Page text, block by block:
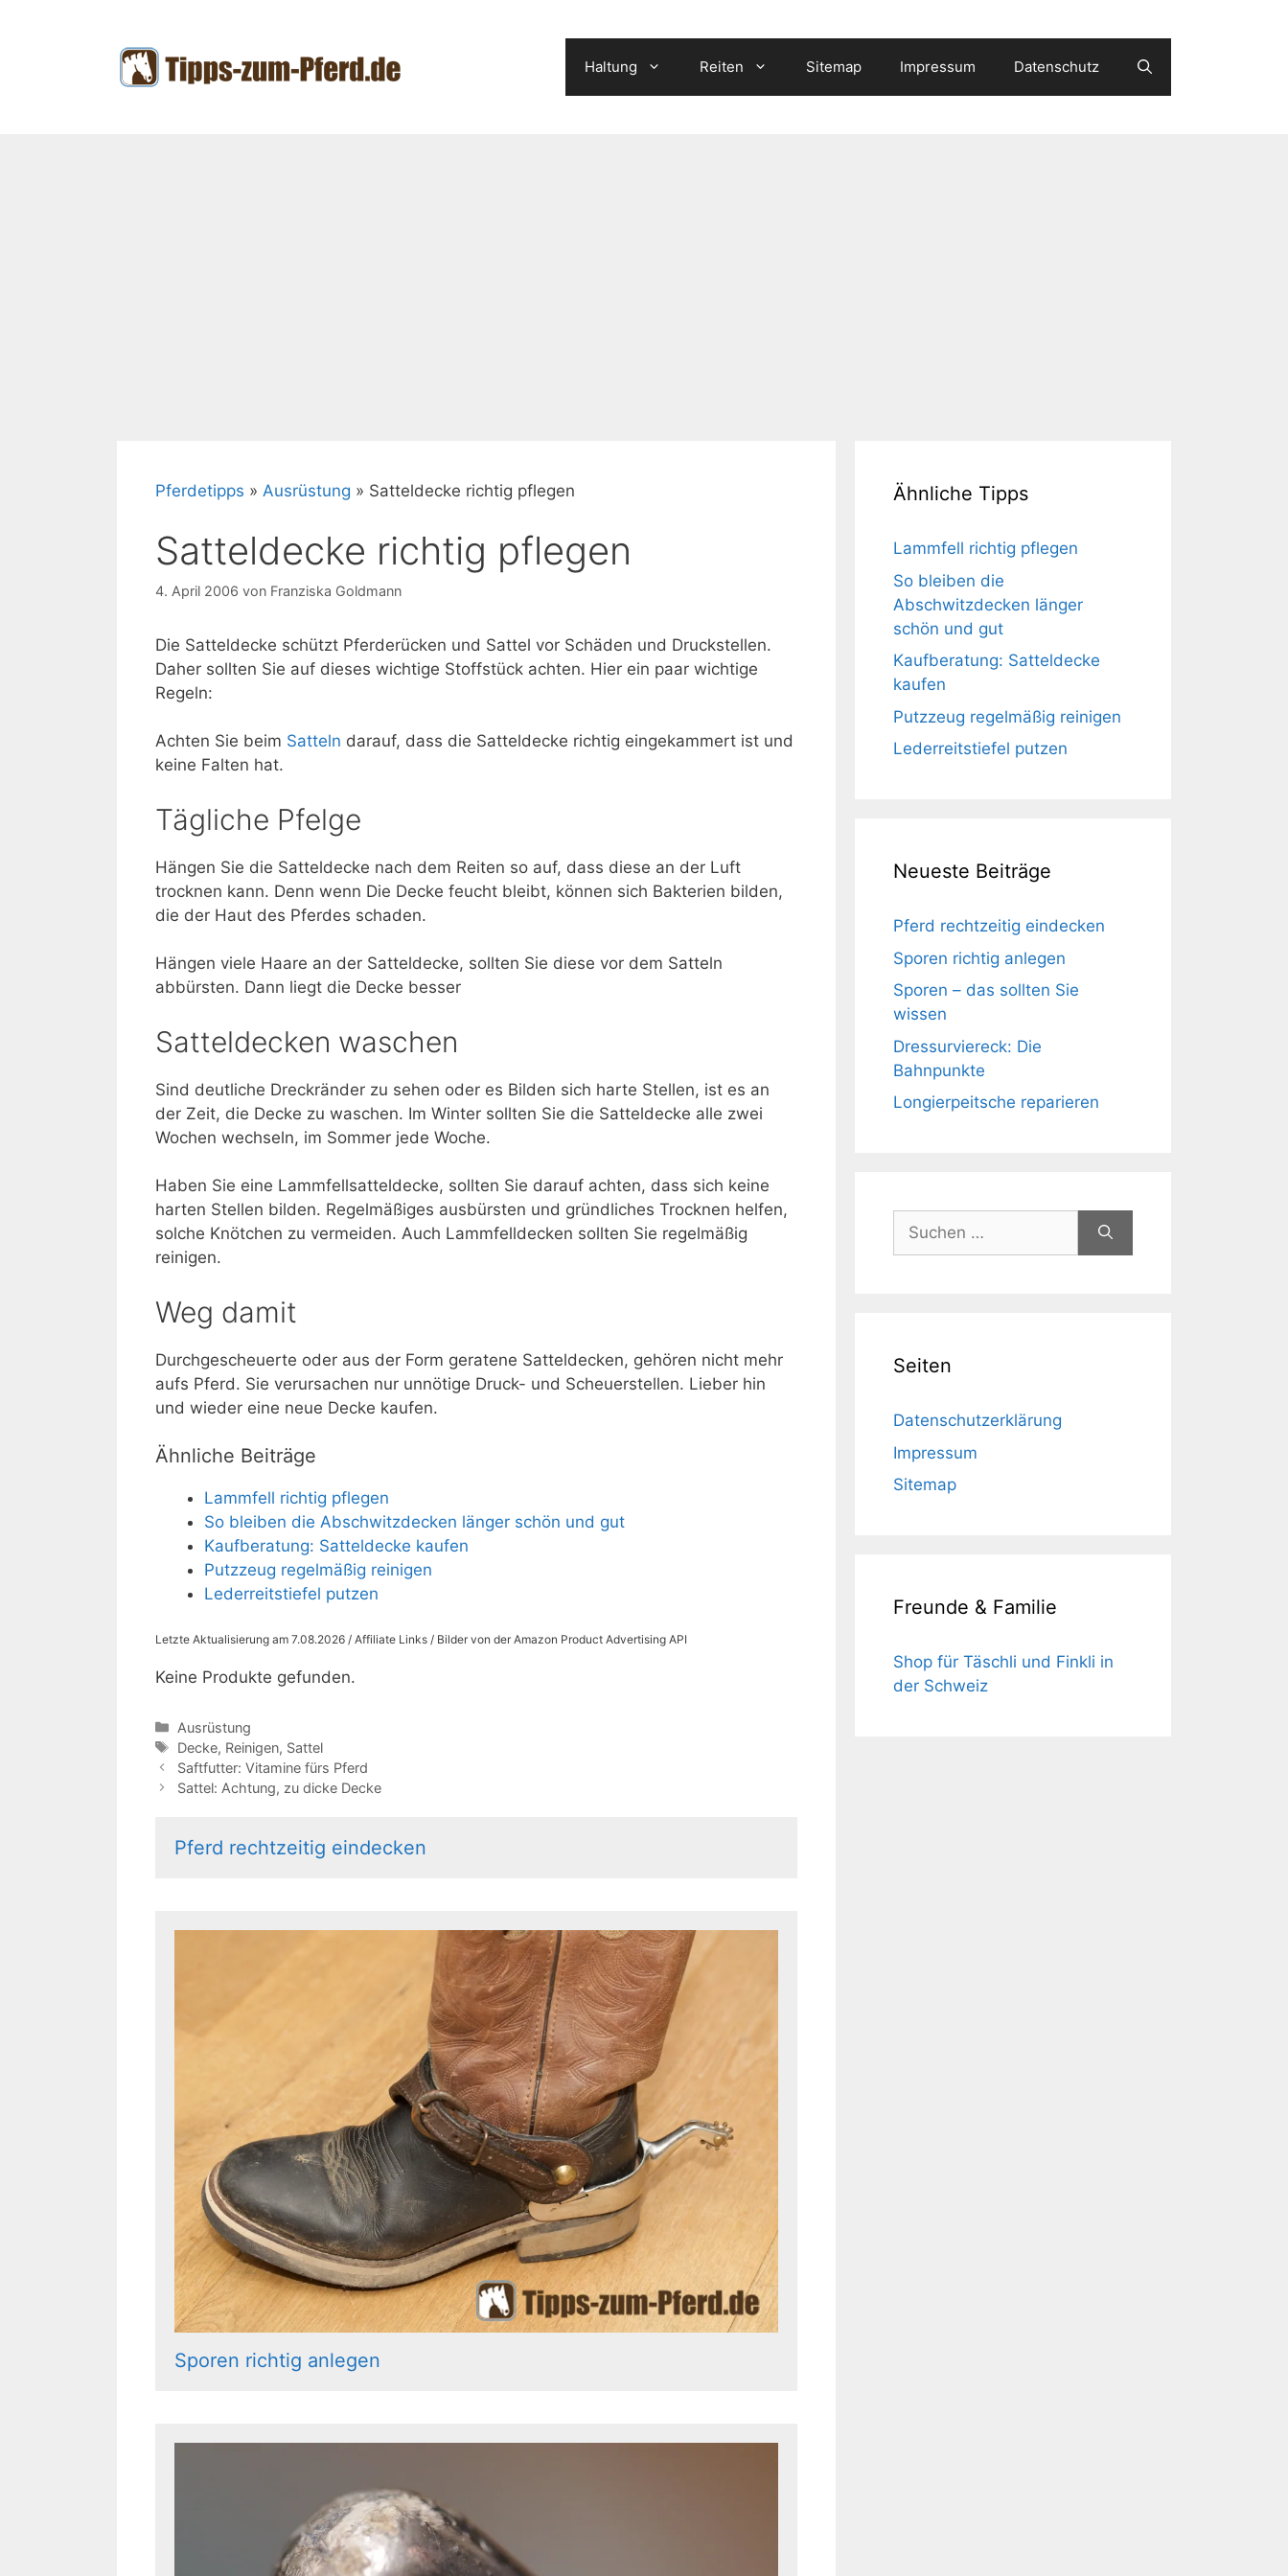
Haltung Reiten Sitemap Impressum Datenschutz
Pferdetipps » Ausrüstung » Satteldecke richtig pflegen
Satteldecke richtig pflegen
4. April 2006 von Franziska Goldmann
Die Satteldecke schützt Pferderücken und Sattel vor Schäden und Druckstellen.
Daher sollten Sie auf dieses wichtige Stoffstück achten. Hier ein paar wichtige
Regeln:
Achten Sie beim Satteln darauf, dass die Satteldecke richtig eingekammert ist und
keine Falten hat.
Tägliche Pfelge
Hängen Sie die Satteldecke nach dem Reiten so auf, dass diese an der Luft
trocknen kann. Denn wenn Die Decke feucht bleibt, können sich Bakterien bilden,
die der Haut des Pferdes schaden.
Hängen viele Haare an der Satteldecke, sollten Sie diese vor dem Satteln
abbürsten. Dann liegt die Decke besser
Satteldecken waschen
Sind deutliche Dreckränder zu sehen oder es Bilden sich harte Stellen, ist es an
der Zeit, die Decke zu waschen. Im Winter sollten Sie die Satteldecke alle zwei
Wochen wechseln, im Sommer jede Woche.
Haben Sie eine Lammfellsatteldecke, sollten Sie darauf achten, dass sich keine
harten Stellen bilden. Regelmäßiges ausbürsten und gründliches Trocknen helfen,
solche Knötchen zu vermeiden. Auch Lammfelldecken sollten Sie regelmäßig
reinigen.
Weg damit
Durchgescheuerte oder aus der Form geratene Satteldecken, gehören nicht mehr
aufs Pferd. Sie verursachen nur unnötige Druck- und Scheuerstellen. Lieber hin
und wieder eine neue Decke kaufen.
Ähnliche Beiträge
Lammfell richtig pflegen
So bleiben die Abschwitzdecken länger schön und gut
Kaufberatung: Satteldecke kaufen
Putzzeug regelmäßig reinigen
Lederreitstiefel putzen
Letzte Aktualisierung am 7.08.2026 / Affiliate Links / Bilder von der Amazon Product Advertising API
Keine Produkte gefunden.
Kategorien
Ausrüstung
Schlagwörter
Decke, Reinigen, Sattel
Saftfutter: Vitamine fürs Pferd
Sattel: Achtung, zu dicke Decke
Pferd rechtzeitig eindecken
Sporen richtig anlegen
Ähnliche Tipps
Lammfell richtig pflegen
So bleiben die
Abschwitzdecken länger
schön und gut
Kaufberatung: Satteldecke
kaufen
Putzzeug regelmäßig reinigen
Lederreitstiefel putzen
Neueste Beiträge
Pferd rechtzeitig eindecken
Sporen richtig anlegen
Sporen – das sollten Sie
wissen
Dressurviereck: Die
Bahnpunkte
Longierpeitsche reparieren
Suchen
nach:
Seiten
Datenschutzerklärung
Impressum
Sitemap
Freunde & Familie
Shop für Täschli und Finkli in
der Schweiz